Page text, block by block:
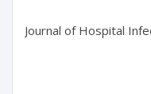
Journal of Hospital